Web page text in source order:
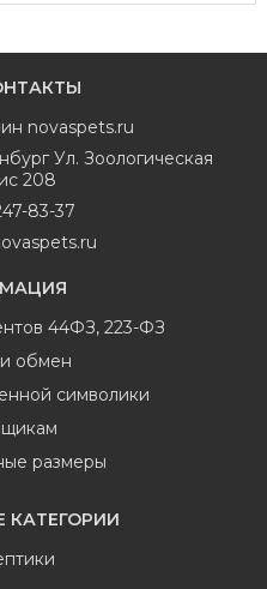
novaspets.ru
Ул. Зоологическая
208
83-37
44ФЗ, 223-ФЗ
обмен
символики
размеры
КАТЕГОРИИ